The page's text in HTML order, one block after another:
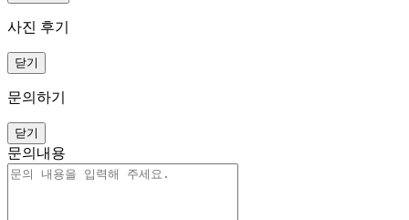
사진 후기
닫기
문의하기
닫기
문의내용